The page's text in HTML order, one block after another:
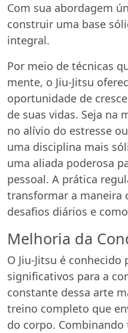
Com sua abordagem
construir uma base
integral.
Por meio de técnicas
mente, o Jiu-Jitsu
oportunidade de
de suas vidas. Seja na
no alívio do estresse
uma disciplina mais
uma aliada poderosa
pessoal. A prática
transformar a maneira
desafios diários e
Melhoria da
O Jiu-Jitsu é
significativos para a
constante dessa arte
treino completo que
do corpo.